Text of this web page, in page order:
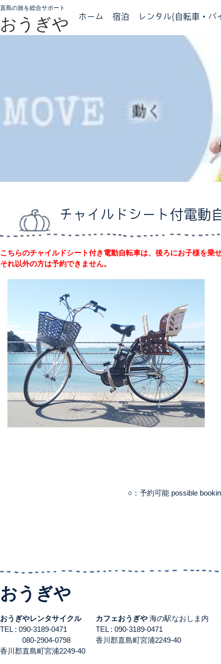
直島の旅を総合サポート
おうぎや ホーム 宿泊 レンタル(自転車・バ
チャイルドシート付
こちらのチャイルドシート付き電動自転車は、後ろにお子様を乗
それ以外の方は予約できません。
○：予約可能 possible
おうぎや
おうぎやレンタサイクル
TEL : 090-3189-0471
080-2904-0798
香川郡直島町宮浦2249-40
カフェおうぎや 海の駅なおしま内
TEL : 090-3189-0471
香川郡直島町宮浦2249-40